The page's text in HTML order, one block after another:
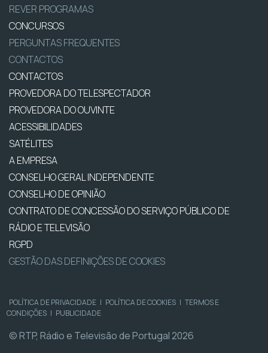
REVER PROGRAMAS
CONCURSOS
PERGUNTAS FREQUENTES
CONTACTOS
CONTACTOS
PROVEDORA DO TELESPECTADOR
PROVEDORA DO OUVINTE
ACESSIBILIDADES
SATÉLITES
A EMPRESA
CONSELHO GERAL INDEPENDENTE
CONSELHO DE OPINIÃO
CONTRATO DE CONCESSÃO DO SERVIÇO PÚBLICO DE
RÁDIO E TELEVISÃO
RGPD
GESTÃO DAS DEFINIÇÕES DE COOKIES
POLÍTICA DE PRIVACIDADE | POLÍTICA DE COOKIES | TERMOS E
CONDIÇÕES | PUBLICIDADE
© RTP, Rádio e Televisão de Portugal 2026